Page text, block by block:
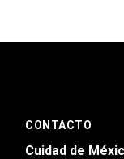
CONTACTO
Cuidad de